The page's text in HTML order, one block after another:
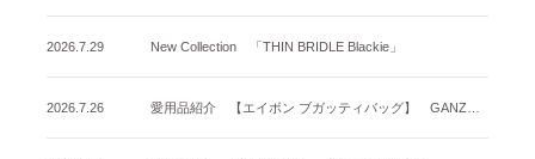
2026.7.29 New Collection 「THIN BRIDLE Blackie」
2026.7.26